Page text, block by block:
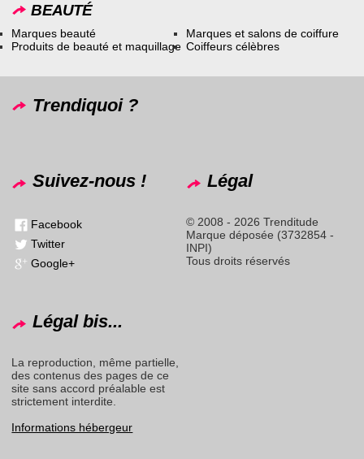
BEAUTÉ
Marques beauté
Produits de beauté et maquillage
Marques et salons de coiffure
Coiffeurs célèbres
Trendiquoi ?
Suivez-nous !
Facebook
Twitter
Google+
Légal
© 2008 - 2026 Trenditude
Marque déposée (3732854 -
INPI)
Tous droits réservés
Légal bis...
La reproduction, même partielle,
des contenus des pages de ce
site sans accord préalable est
strictement interdite.
Informations hébergeur